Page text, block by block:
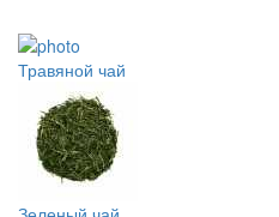
Травяной чай